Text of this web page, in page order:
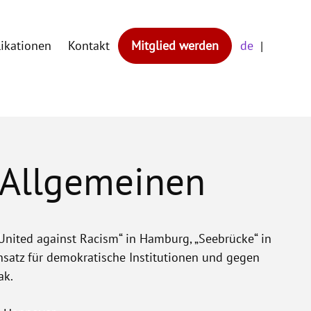
Kontakt Mitglied werden
de
against Racism“ in Hamburg, „Seebrücke“ in
für demokratische Institutionen und gegen